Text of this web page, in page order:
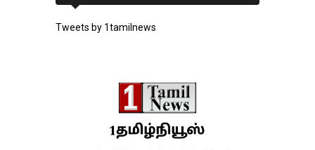
Tweets by 1tamilnews